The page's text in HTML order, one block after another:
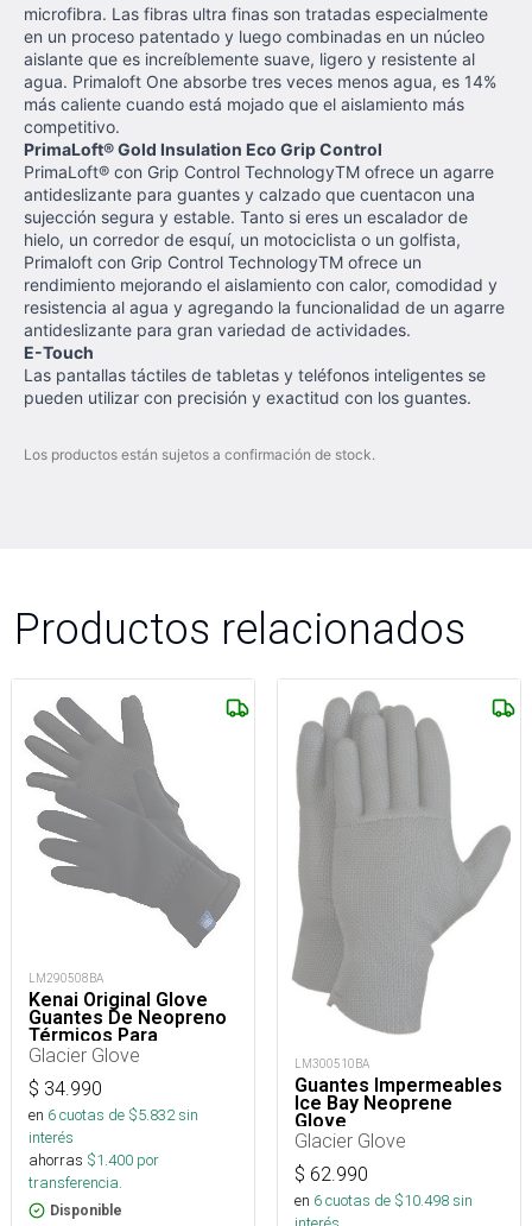
microfibra. Las fibras ultra finas son tratadas especialmente
en un proceso patentado y luego combinadas en un núcleo
aislante que es increíblemente suave, ligero y resistente al
agua. Primaloft One absorbe tres veces menos agua, es 14%
más caliente cuando está mojado que el aislamiento más
competitivo.
PrimaLoft® Gold Insulation Eco Grip Control
PrimaLoft® con Grip Control TechnologyTM ofrece un agarre
antideslizante para guantes y calzado que cuentacon una
sujección segura y estable. Tanto si eres un escalador de
hielo, un corredor de esquí, un motociclista o un golfista,
Primaloft con Grip Control TechnologyTM ofrece un
rendimiento mejorando el aislamiento con calor, comodidad y
resistencia al agua y agregando la funcionalidad de un agarre
antideslizante para gran variedad de actividades.
E-Touch
Las pantallas táctiles de tabletas y teléfonos inteligentes se
pueden utilizar con precisión y exactitud con los guantes.
Los productos están sujetos a confirmación de stock.
Productos relacionados
LM290508BA
Kenai Original Glove
Guantes De Neopreno
Térmicos Para
Camping, Pesca y
Glacier Glove
$ 34.990
en 6cuotas de $5.832sin
interés
ahorras $1.400 por
transferencia.
Disponible
LM300510BA
Guantes Impermeables
Ice Bay Neoprene
Glove
Glacier Glove
$ 62.990
en 6cuotas de $10.498sin